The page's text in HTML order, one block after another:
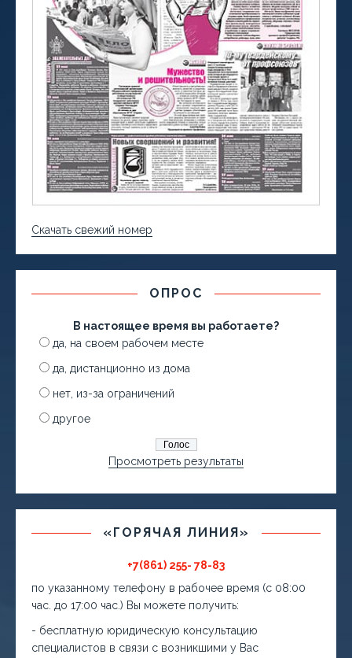
Скачать свежий номер
ОПРОС
В настоящее время вы работаете?
да, на своем рабочем месте
да, дистанционно из дома
нет, из-за ограничений
другое
Просмотреть результаты
«ГОРЯЧАЯ ЛИНИЯ»
+7(861) 255- 78-83
по указанному телефону в рабочее время (с 08:00
час. до 17:00 час.) Вы можете получить:
- бесплатную юридическую консультацию
специалистов в связи с возникшими у Вас